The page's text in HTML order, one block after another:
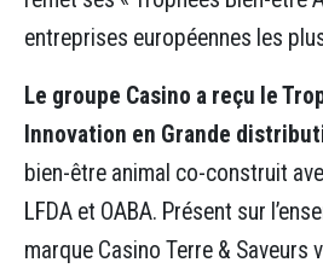
entreprises européennes les
Le groupe Casino a reçu le
Innovation en Grande
bien-être animal co-construit
LFDA et OABA. Présent sur
marque Casino Terre & Saveurs